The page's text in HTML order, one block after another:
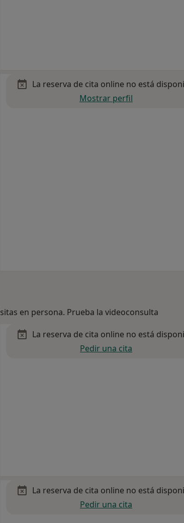
La reserva de cita online no está
Mostrar perfil
en persona. Prueba la videoconsulta
La reserva de cita online no está
Pedir una cita
La reserva de cita online no está
Pedir una cita